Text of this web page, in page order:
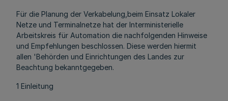
Für die Planung der Verkabelung,beim Einsatz Lokaler
Netze und Terminalnetze hat der Interministerielle
Arbeitskreis für Automation die nachfolgenden Hinweise
und Empfehlungen beschlossen. Diese werden hiermit
allen 'Behörden und Einrichtungen des Landes zur
Beachtung bekanntgegeben.
1 Einleitung